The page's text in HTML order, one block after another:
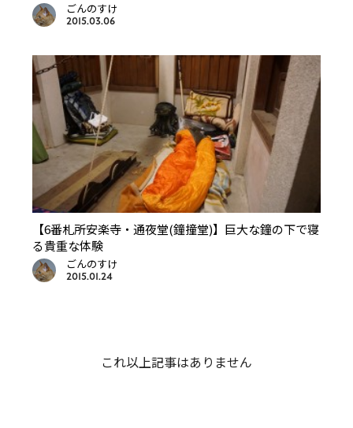
ごんのすけ
2015.03.06
【6番札所安楽寺・通夜堂(鐘撞堂)】巨大な鐘の下で寝
る貴重な体験
ごんのすけ
2015.01.24
これ以上記事はありません